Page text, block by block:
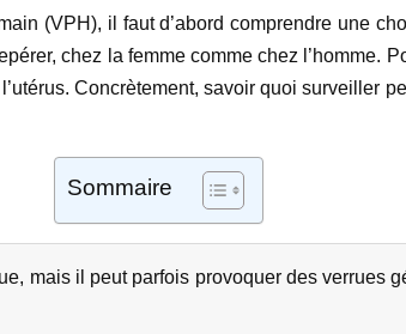
(VPH), il faut d’abord comprendre une
chez la femme comme chez l’homme.
Concrètement, savoir quoi surveiller
Sommaire
mais il peut parfois provoquer des verrues